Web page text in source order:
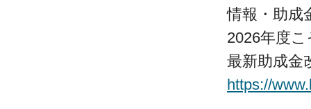
情報・助成
2026年度
最新助成
https://